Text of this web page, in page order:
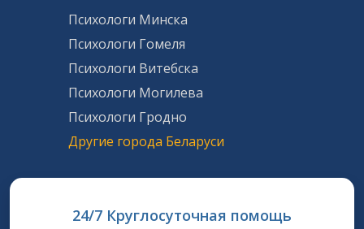
Психологи Минска
Психологи Гомеля
Психологи Витебска
Психологи Могилева
Психологи Гродно
Другие города Беларуси
24/7 Круглосуточная помощь